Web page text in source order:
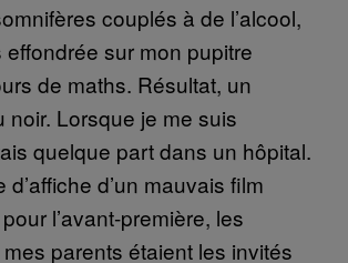
couplés à de l’alcool,
sur mon pupitre
de maths. Résultat, un
noir. Lorsque je me suis
quelque part dans un hôpital.
d’affiche d’un mauvais film
l’avant-première, les
parents étaient les invités